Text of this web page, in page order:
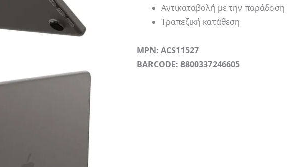
Αντικαταβολή με την παράδοση
Τραπεζική κατάθεση
MPN: ACS11527
BARCODE: 8800337246605